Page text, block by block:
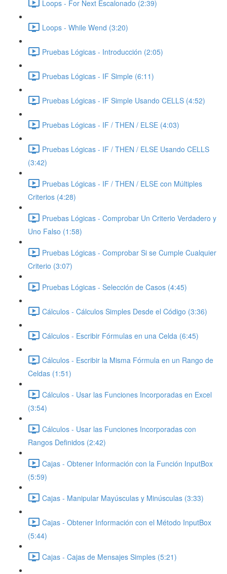
Loops - For Next Escalonado (2:39)
Loops - While Wend (3:20)
Pruebas Lógicas - Introducción (2:05)
Pruebas Lógicas - IF Simple (6:11)
Pruebas Lógicas - IF Simple Usando CELLS (4:52)
Pruebas Lógicas - IF / THEN / ELSE (4:03)
Pruebas Lógicas - IF / THEN / ELSE Usando CELLS
(3:42)
Pruebas Lógicas - IF / THEN / ELSE con Múltiples
Criterios (4:28)
Pruebas Lógicas - Comprobar Un Criterio Verdadero y
Uno Falso (1:58)
Pruebas Lógicas - Comprobar Si se Cumple Cualquier
Criterio (3:07)
Pruebas Lógicas - Selección de Casos (4:45)
Cálculos - Cálculos Simples Desde el Código (3:36)
Cálculos - Escribir Fórmulas en una Celda (6:45)
Cálculos - Escribir la Misma Fórmula en un Rango de
Celdas (1:51)
Cálculos - Usar las Funciones Incorporadas en Excel
(3:54)
Cálculos - Usar las Funciones Incorporadas con
Rangos Definidos (2:42)
Cajas - Obtener Información con la Función InputBox
(5:59)
Cajas - Manipular Mayúsculas y Minúsculas (3:33)
Cajas - Obtener Información con el Método InputBox
(5:44)
Cajas - Cajas de Mensajes Simples (5:21)